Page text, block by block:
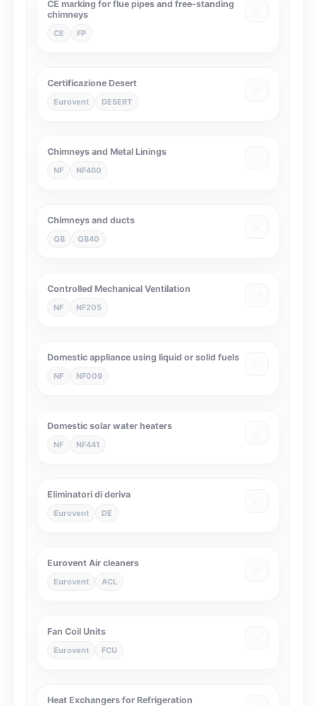
CE marking for flue pipes and free-standing
chimneys
CE FP
Certificazione Desert
Eurovent DESERT
Chimneys and Metal Linings
NF NF460
Chimneys and ducts
QB QB40
Controlled Mechanical Ventilation
NF NF205
Domestic appliance using liquid or solid fuels
NF NF009
Domestic solar water heaters
NF NF441
Eliminatori di deriva
Eurovent DE
Eurovent Air cleaners
Eurovent ACL
Fan Coil Units
Eurovent FCU
Heat Exchangers for Refrigeration